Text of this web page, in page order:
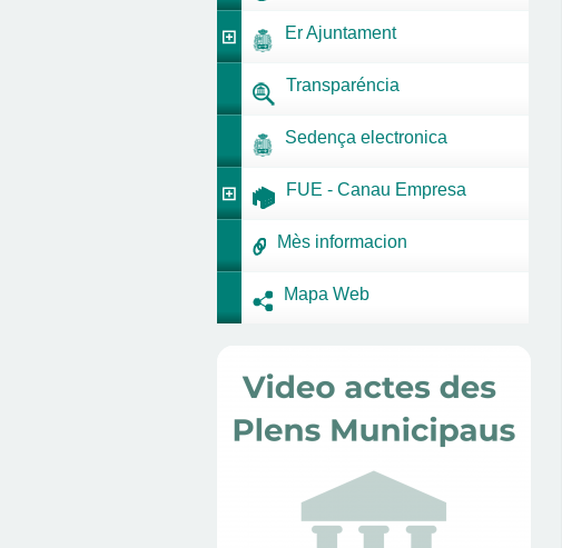
Er Ajuntament
Transparéncia
Sedença electronica
FUE - Canau Empresa
Mès informacion
Mapa Web